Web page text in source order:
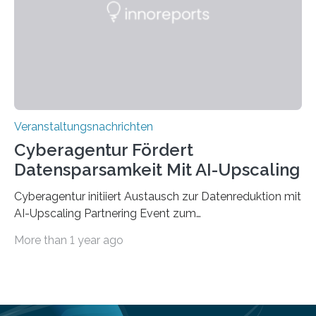
„QUAZAR“ mit insgesamt 1,15 Millionen Euro über vier
Veranstaltungsnachrichten
Cyberagentur Fördert
Datensparsamkeit Mit AI-Upscaling
Cyberagentur initiiert Austausch zur Datenreduktion mit
AI-Upscaling Partnering Event zum
innovative DatenverarbeitungDie Agentur für
More than 1 year ago